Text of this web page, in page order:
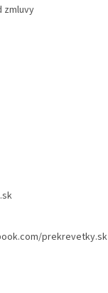
zmluvy
prekrevetky.sk